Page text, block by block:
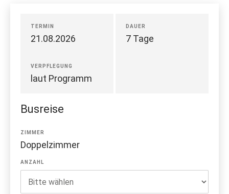
TERMIN
21.08.2026
DAUER
7 Tage
VERPFLEGUNG
laut Programm
Busreise
ZIMMER
Doppelzimmer
ANZAHL